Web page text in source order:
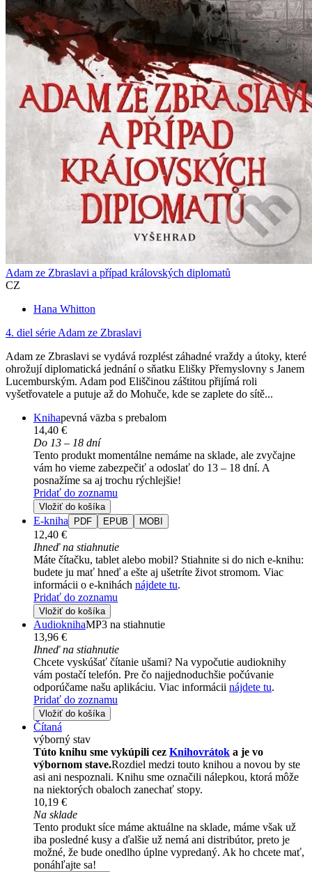
Adam ze Zbraslavi a případ královských diplomatů
CZ
Hana Whitton
4. diel série Adam ze Zbraslavi
Adam ze Zbraslavi se vydává rozplést záhadné vraždy a útoky, které
ohrožují diplomatická jednání o sňatku Elišky Přemyslovny s Janem
Lucemburským. Adam pod Eliščinou záštitou přijímá roli
vyšetřovatele a putuje až do Mohuče, kde se zaplete do sítě...
Knihapevná väzba s prebalom
14,40 €
Do 13 – 18 dní
Tento produkt momentálne nemáme na sklade, ale zvyčajne
vám ho vieme zabezpečiť a odoslať do 13 – 18 dní. A
posnažíme sa aj trochu rýchlejšie!
Pridať do zoznamu
Vložiť do košíka
E-kniha PDF EPUB MOBI
12,40 €
Ihneď na stiahnutie
Máte čítačku, tablet alebo mobil? Stiahnite si do nich e-knihu:
budete ju mať hneď a ešte aj ušetríte život stromom. Viac
informácii o e-knihách nájdete tu.
Pridať do zoznamu
Vložiť do košíka
AudioknihaMP3 na stiahnutie
13,96 €
Ihneď na stiahnutie
Chcete vyskúšať čítanie ušami? Na vypočutie audioknihy
vám postačí telefón. Pre čo najjednoduchšie počúvanie
odporúčame našu aplikáciu. Viac informácii nájdete tu.
Pridať do zoznamu
Vložiť do košíka
Čítaná
výborný stav
Túto knihu sme vykúpili cez Knihovrátok a je vo
výbornom stave.Rozdiel medzi touto knihou a novou by ste
asi ani nespoznali. Knihu sme označili nálepkou, ktorá môže
na niektorých obaloch zanechať stopy.
10,19 €
Na sklade
Tento produkt síce máme aktuálne na sklade, máme však už
iba posledné kusy a ďalšie už nemá ani distribútor, preto je
možné, že bude onedlho úplne vypredaný. Ak ho chcete mať,
ponáhľajte sa!